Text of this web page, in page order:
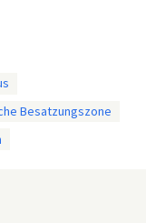
Besatzungszone